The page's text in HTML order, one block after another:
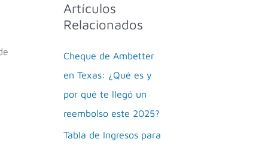
Artículos
Relacionados
Cheque de Ambetter
en Texas: ¿Qué es y
por qué te llegó un
reembolso este 2025?
Tabla de Ingresos para